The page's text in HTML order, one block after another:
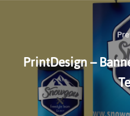
PrintDesign –